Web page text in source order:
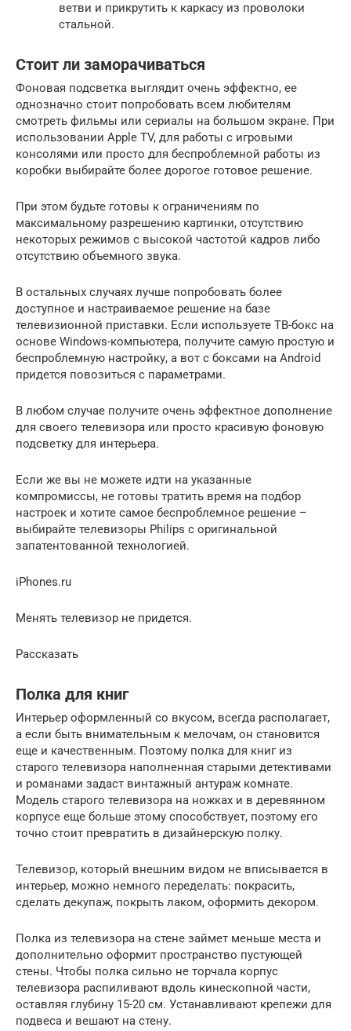
ветви и прикрутить к каркасу из проволоки
стальной.
Стоит ли заморачиваться
Фоновая подсветка выглядит очень эффектно, ее
однозначно стоит попробовать всем любителям
смотреть фильмы или сериалы на большом экране. При
использовании Apple TV, для работы с игровыми
консолями или просто для беспроблемной работы из
коробки выбирайте более дорогое готовое решение.
При этом будьте готовы к ограничениям по
максимальному разрешению картинки, отсутствию
некоторых режимов с высокой частотой кадров либо
отсутствию объемного звука.
В остальных случаях лучше попробовать более
доступное и настраиваемое решение на базе
телевизионной приставки. Если используете ТВ-бокс на
основе Windows-компьютера, получите самую простую и
беспроблемную настройку, а вот с боксами на Android
придется повозиться с параметрами.
В любом случае получите очень эффектное дополнение
для своего телевизора или просто красивую фоновую
подсветку для интерьера.
Если же вы не можете идти на указанные
компромиссы, не готовы тратить время на подбор
настроек и хотите самое беспроблемное решение –
выбирайте телевизоры Philips с оригинальной
запатентованной технологией.
iPhones.ru
Менять телевизор не придется.
Рассказать
Полка для книг
Интерьер оформленный со вкусом, всегда располагает,
а если быть внимательным к мелочам, он становится
еще и качественным. Поэтому полка для книг из
старого телевизора наполненная старыми детективами
и романами задаст винтажный антураж комнате.
Модель старого телевизора на ножках и в деревянном
корпусе еще больше этому способствует, поэтому его
точно стоит превратить в дизайнерскую полку.
Телевизор, который внешним видом не вписывается в
интерьер, можно немного переделать: покрасить,
сделать декупаж, покрыть лаком, оформить декором.
Полка из телевизора на стене займет меньше места и
дополнительно оформит пространство пустующей
стены. Чтобы полка сильно не торчала корпус
телевизора распиливают вдоль кинескопной части,
оставляя глубину 15-20 см. Устанавливают крепежи для
подвеса и вешают на стену.